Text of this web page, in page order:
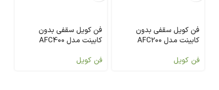
فن کویل سقفی بدون
کابینت مدل AFC200
فن کویل
فن کویل سقفی بدون
کابینت مدل AFC400
فن کویل